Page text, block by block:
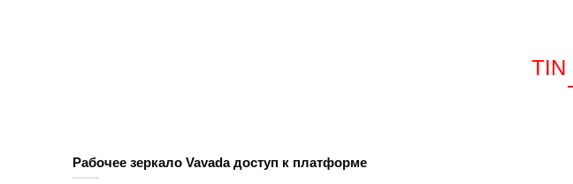
TIN
Рабочее зеркало Vavada доступ к платформе